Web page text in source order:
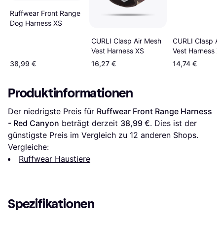
Ruffwear Front Range
Dog Harness XS
38,99 €
CURLI Clasp Air Mesh
Vest Harness XS
16,27 €
CURLI Clasp
Vest Harness
14,74 €
Produktinformationen
Der niedrigste Preis für Ruffwear Front Range Harness
- Red Canyon beträgt derzeit 38,99 €. Dies ist der
günstigste Preis im Vergleich zu 12 anderen Shops.
Vergleiche:
Ruffwear Haustiere
Spezifikationen